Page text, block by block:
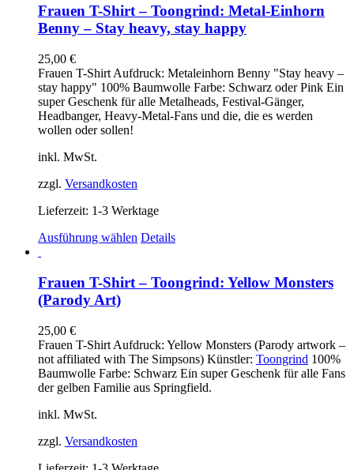
mehrere
Varianten
auf.
können
auf
der
Produktseite
Frauen T-Shirt – Toongrind: Metal-Einhorn
Benny – Stay heavy, stay happy
25,00 €
Frauen T-Shirt Aufdruck: Metaleinhorn Benny "Stay heavy –
stay happy" 100% Baumwolle Farbe: Schwarz oder Pink Ein
super Geschenk für alle Metalheads, Festival-Gänger,
Headbanger, Heavy-Metal-Fans und die, die es werden
wollen oder sollen!
inkl. MwSt.
zzgl. Versandkosten
Lieferzeit: 1-3 Werktage
Ausführung wählen Dieses
mehrere
Varianten
können
auf
der
Produktseite
Details
Frauen T-Shirt – Toongrind: Yellow Monsters
(Parody Art)
25,00 €
Frauen T-Shirt Aufdruck: Yellow Monsters (Parody artwork –
not affiliated with The Simpsons) Künstler: Toongrind 100%
Baumwolle Farbe: Schwarz Ein super Geschenk für alle Fans
der gelben Familie aus Springfield.
inkl. MwSt.
zzgl. Versandkosten